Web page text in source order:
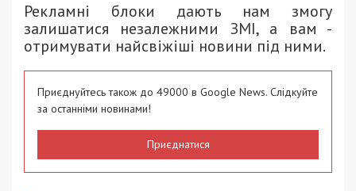
Рекламні блоки дають нам змогу
залишатися незалежними ЗМІ, а вам -
отримувати найсвіжіші новини під ними.
Приєднуйтесь також до 49000 в Google News. Слідкуйте
за останніми новинами!
Приєднатися